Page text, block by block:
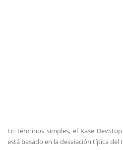
En términos simples, el Kase
está basado en la desviación típica del